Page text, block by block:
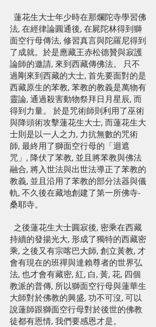
蓮花生大士年少時在那爛陀寺學習佛
法, 在經律論圓通後, 在屍陀林得到獅
面空行母傳法, 修習真言與陀羅尼得到
了成就。於是應藏王赤松德贊與寂護
論師的邀請, 來到西藏傳佛法。 只不
過剛來到西藏的大士, 首先要面對的是
西藏原生的苯教, 苯教的教義是萬物有
靈論, 通過殺害動物祭拜日月星辰, 而
得到力量。 於是咒術師則利用了巫術
與降頭術攻擊蓮花生大士, 而蓮花生大
士則是以一人之力, 力抗無數的咒術
師, 最終用了獅面空行母的「迴遮
咒」, 降伏了苯教, 並且將苯教與佛法
融合, 將入世法與出世法導正了苯教的
教義, 並且沿用了苯教的部分法器與儀
軌, 不久後在藏地創建了第一所佛寺-
桑耶寺。
之後蓮花生大士圓寂後, 密乘在西藏
持續的發揚光大, 形成了獨特的西藏密
乘, 之後又有宗喀巴大師, 創立黃教, 才
會有現在的班禪與達賴尊者的世界弘
法, 也才會有藏密, 紅, 白, 黃, 花, 四個
教派的普傳, 所以獅面空行母與蓮華生
大師對於佛教的興盛, 功不可沒, 可以
說蓮師跟獅面空行母對於後世的佛教
徒都有恩情, 我們要感恩才是。